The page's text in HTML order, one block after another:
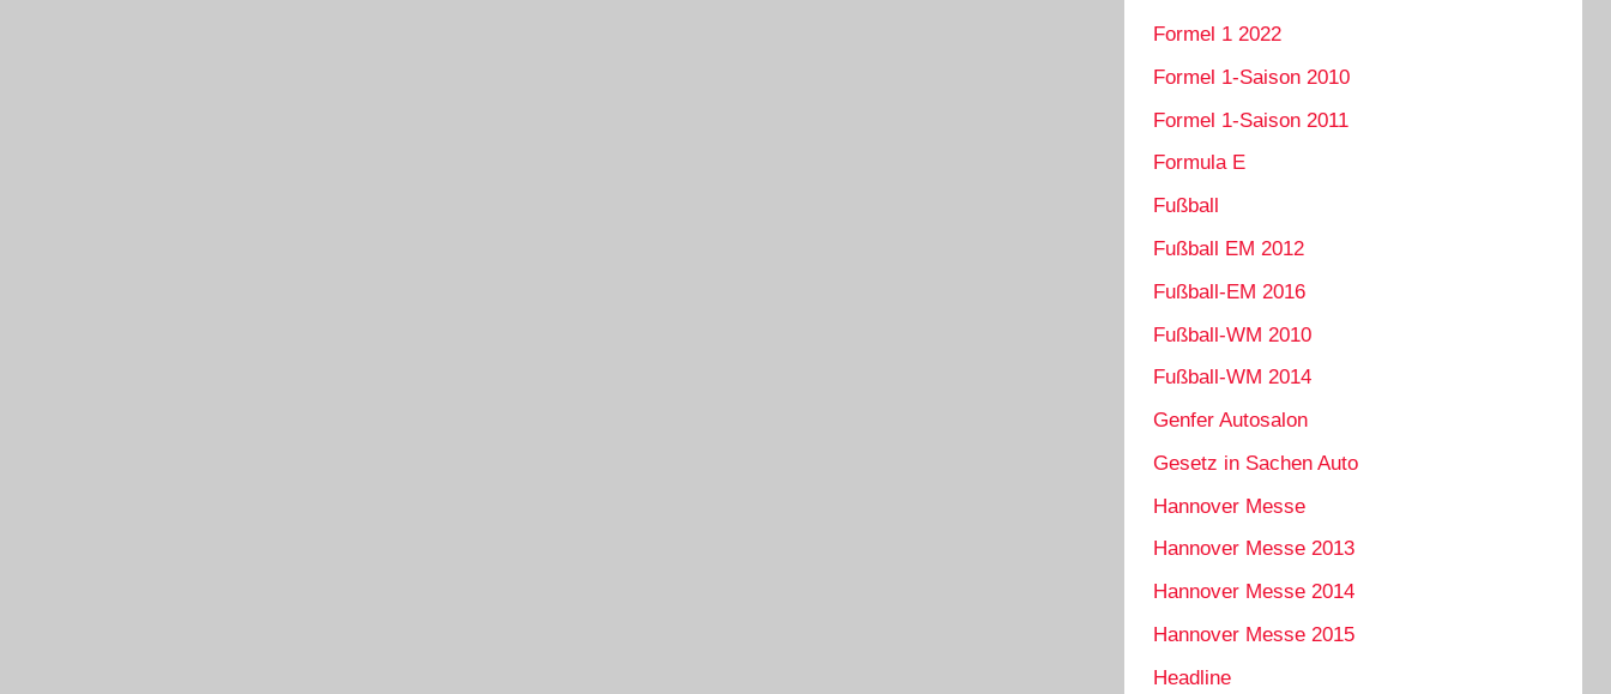
Formel 1 2022
Formel 1-Saison 2010
Formel 1-Saison 2011
Formula E
Fußball
Fußball EM 2012
Fußball-EM 2016
Fußball-WM 2010
Fußball-WM 2014
Genfer Autosalon
Gesetz in Sachen Auto
Hannover Messe
Hannover Messe 2013
Hannover Messe 2014
Hannover Messe 2015
Headline